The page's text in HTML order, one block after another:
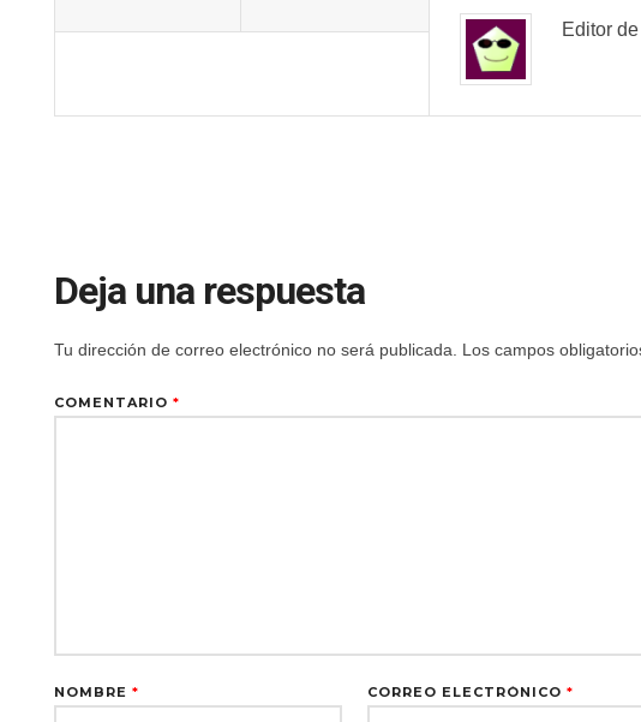
Editor
Deja una respuesta
Tu dirección de correo electrónico no será publicada. Los campos
COMENTARIO *
NOMBRE * CORREO ELECTRÓNICO *